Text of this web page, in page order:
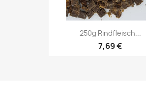
250g Rindfleisch...
7,69 €